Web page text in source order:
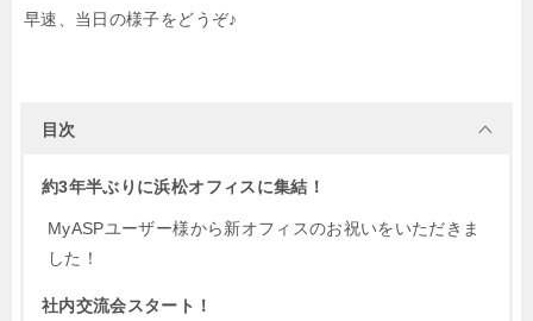
早速、当日の様子をどうぞ♪
目次
約3年半ぶりに浜松オフィスに集結！
MyASPユーザー様から新オフィスのお祝いをいただきま
した！
社内交流会スタート！